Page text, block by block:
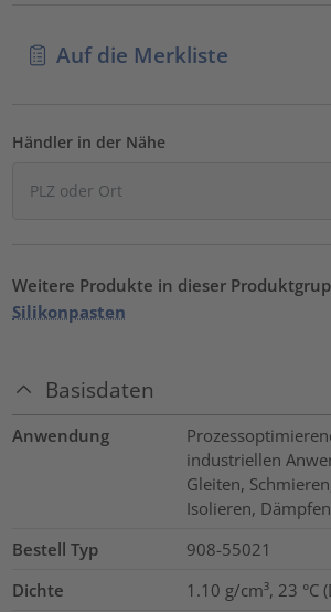
Auf die Merkliste
Händler in der Nähe
Weitere Produkte in dieser
Silikonpasten
Basisdaten
Anwendung
industriellen
Gleiten,
Isolieren,
Bestell Typ
908-55021
Dichte
1.10 g/cm³, 23 °C